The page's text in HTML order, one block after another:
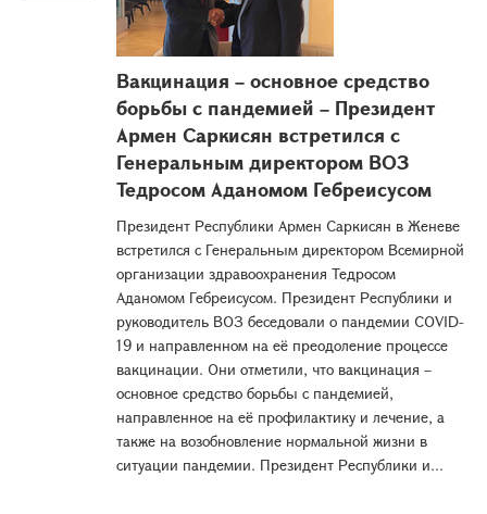
Вакцинация – основное средство
борьбы с пандемией – Президент
Армен Саркисян встретился с
Генеральным директором ВОЗ
Тедросом Аданомом Гебреисусом
Президент Республики Армен Саркисян в Женеве
встретился с Генеральным директором Всемирной
организации здравоохранения Тедросом
Аданомом Гебреисусом. Президент Республики и
руководитель ВОЗ беседовали о пандемии COVID-
19 и направленном на её преодоление процессе
вакцинации. Они отметили, что вакцинация –
основное средство борьбы с пандемией,
направленное на её профилактику и лечение, а
также на возобновление нормальной жизни в
ситуации пандемии. Президент Республики и...